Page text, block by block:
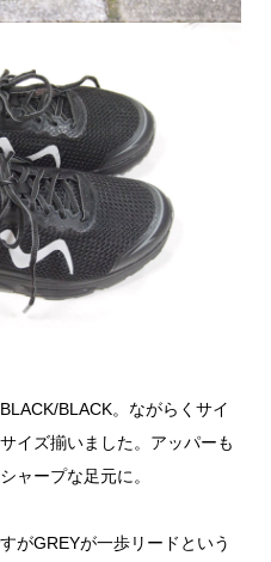
BLACK。ながらくサイ
イズ揃いました。アッパーも
ャープな足元に。
がGREYが一歩リードという